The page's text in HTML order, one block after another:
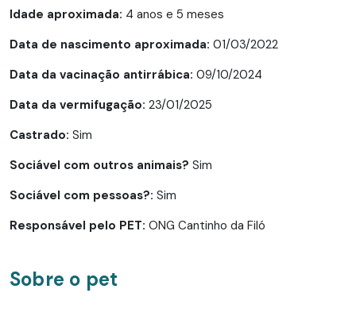
Idade aproximada: 4 anos e 5 meses
Data de nascimento aproximada: 01/03/2022
Data da vacinação antirrábica: 09/10/2024
Data da vermifugação: 23/01/2025
Castrado: Sim
Sociável com outros animais? Sim
Sociável com pessoas?: Sim
Responsável pelo PET: ONG Cantinho da Filó
Sobre o pet